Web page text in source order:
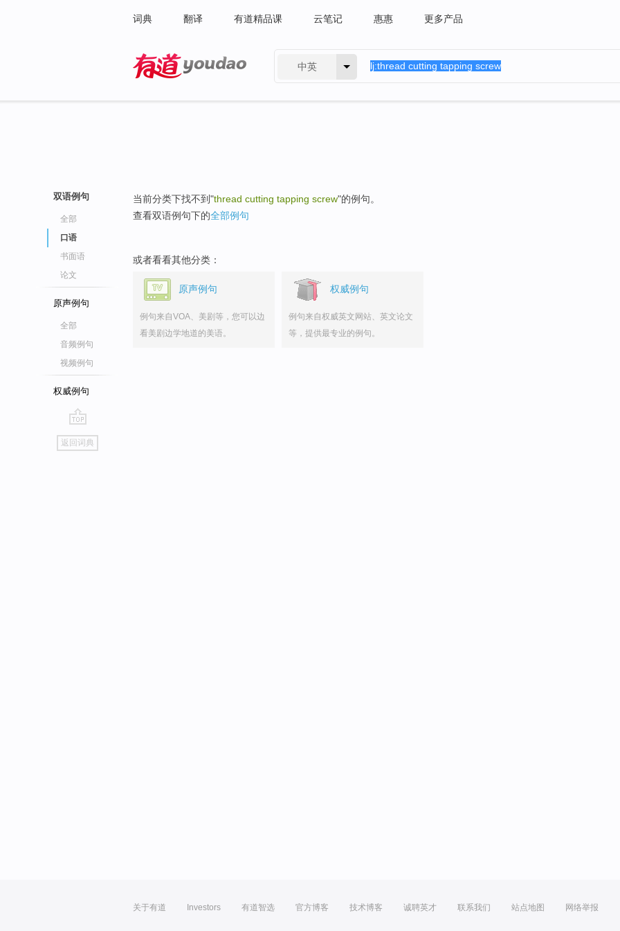
词典 翻译 有道精品课 云笔记 惠惠 更多产品
中英
双语例句
全部
口语
书面语
论文
原声例句
全部
音频例句
视频例句
权威例句
go
top
返回词典
当前分类下找不到"thread cutting tapping screw"的例句。
查看双语例句下的全部例句
或者看看其他分类：
原声例句
例句来自VOA、美剧等，您可以边
看美剧边学地道的美语。
权威例句
例句来自权威英文网站、英文论文
等，提供最专业的例句。
关于有道 Investors 有道智选 官方博客 技术博客 诚聘英才 联系我们 站点地图 网络举报